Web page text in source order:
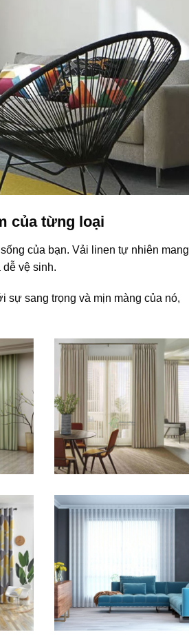
của từng loại
của bạn. Vải linen tự nhiên mang
vệ sinh.
sự sang trọng và mịn màng của nó,